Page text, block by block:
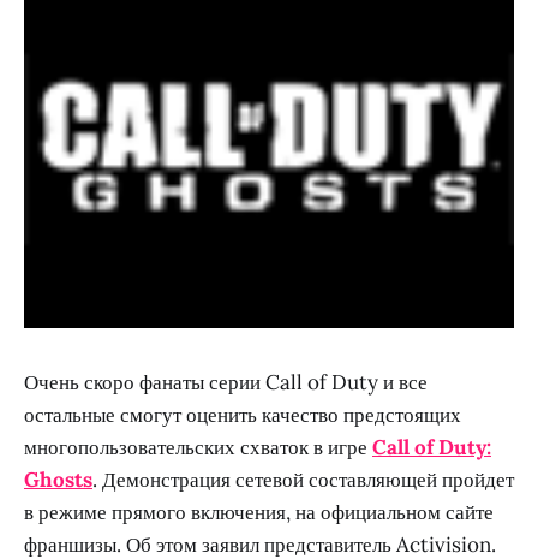
Очень скоро фанаты серии Call of Duty и все
остальные смогут оценить качество предстоящих
многопользовательских схваток в игре Call of Duty:
Ghosts. Демонстрация сетевой составляющей пройдет
в режиме прямого включения, на официальном сайте
франшизы. Об этом заявил представитель Activision.